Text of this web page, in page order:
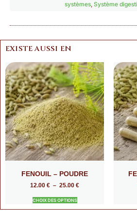
systèmes, Système
EXISTE AUSSI EN
FENOUIL – POUDRE
12.00 € – 25.00 €
CHOIX DES OPTIONS